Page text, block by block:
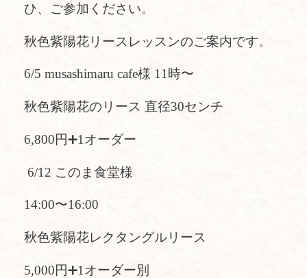
ひ、ご参加ください。
秋色紫陽花リースレッスンのご案内です。
6/5 musashimaru cafe様 11時〜
秋色紫陽花のリース 直径30センチ
6,800円➕1オーダー
6/12 このま食堂様
14:00〜16:00
秋色紫陽花レクタングルリース
5,000円➕1オーダー別